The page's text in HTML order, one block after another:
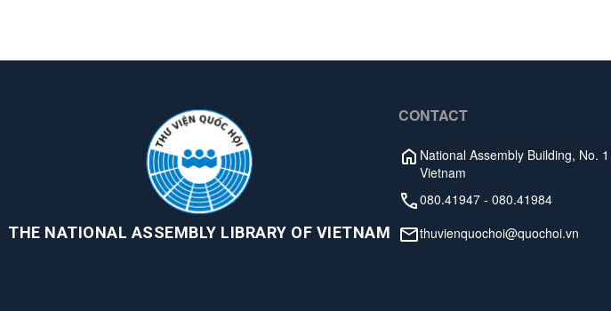
THE NATIONAL ASSEMBLY LIBRARY OF VIETNAM
CONTACT
National Assembly Building, No.
Vietnam
080.41947 - 080.41984
thuvienquochoi@quochoi.vn